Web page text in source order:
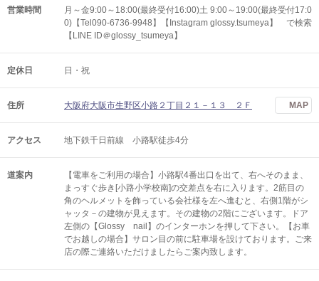
営業時間
月～金9:00～18:00(最終受付16:00)土 9:00～19:00(最終受付17:0
0)【Tel090-6736-9948】【Instagram glossy.tsumeya】 で検索
【LINE ID＠glossy_tsumeya】
定休日 日・祝
住所 大阪府大阪市生野区小路２丁目２１－１３ ２Ｆ MAP
アクセス 地下鉄千日前線 小路駅徒歩4分
道案内
【電車をご利用の場合】小路駅4番出口を出て、右へそのまま、
まっすぐ歩き[小路小学校南]の交差点を右に入ります。2筋目の
角のヘルメットを飾っている会社様を左へ進むと、右側1階がシ
ャッタ－の建物が見えます。その建物の2階にございます。ドア
左側の【Glossy nail】のインターホンを押して下さい。【お車
でお越しの場合】サロン目の前に駐車場を設けております。ご来
店の際ご連絡いただけましたらご案内致します。